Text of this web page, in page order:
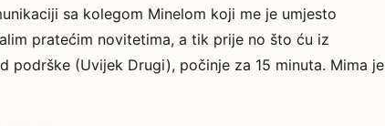
sa kolegom Minelom koji me je umjesto
pratećim novitetima, a tik prije no što ću iz
podrške (Uvijek Drugi), počinje za 15 minuta. Mima je